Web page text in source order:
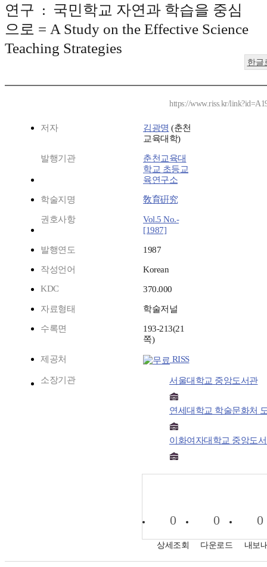
연구 : 국민학교 자연과 학습을 중심
으로 = A Study on the Effective Science
Teaching Strategies
한글
https://www.riss.kr/
저자 김광명 (춘천
교육대학)
발행기관
춘천교육대
학교 초등교
육연구소
학술지명 敎育硏究
권호사항
Vol.5 No.-
[1987]
발행연도 1987
작성언어
Korean
KDC
370.000
자료형태 학술저널
수록면
193-213(21
쪽)
제공처 RISS
소장기관 서울대학교 중앙도서관
연세대학교 학술문화처
이화여자대학교 중앙도
0
상세조회
0
다운로드
0
내보